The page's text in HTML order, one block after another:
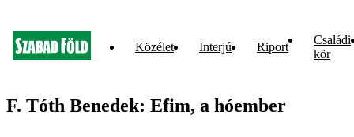
Közélet Interjú Riport
Családi
kör
F. Tóth Benedek: Efim, a hóember